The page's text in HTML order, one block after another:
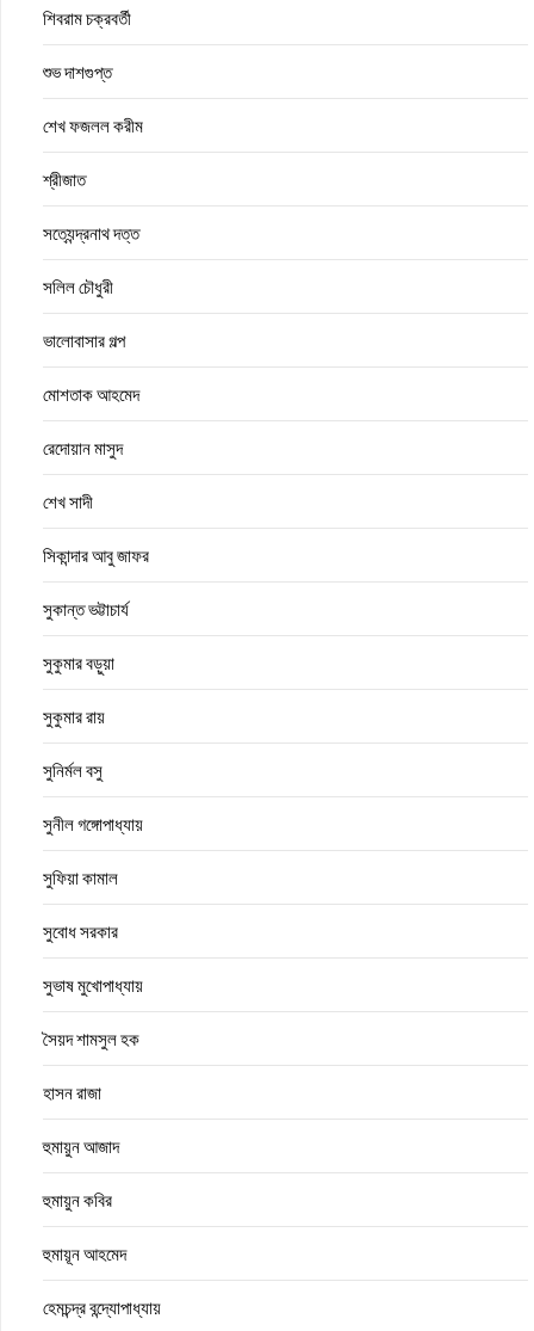
শিবরাম চক্রবর্তী
শুভ দাশগুপ্ত
শেখ ফজলল করীম
শ্রীজাত
সত্যেন্দ্রনাথ দত্ত
সলিল চৌধুরী
ভালোবাসার গল্প
মোশতাক আহমেদ
রেদোয়ান মাসুদ
শেখ সাদী
সিকান্দার আবু জাফর
সুকান্ত ভট্টাচার্য
সুকুমার বড়ুয়া
সুকুমার রায়
সুনির্মল বসু
সুনীল গঙ্গোপাধ্যায়
সুফিয়া কামাল
সুবোধ সরকার
সুভাষ মুখোপাধ্যায়
সৈয়দ শামসুল হক
হাসন রাজা
হুমায়ুন আজাদ
হুমায়ুন কবির
হুমায়ূন আহমেদ
হেমচন্দ্র বন্দ্যোপাধ্যায়